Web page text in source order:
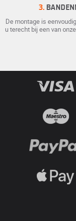
3.
De montage is
u terecht bij een van